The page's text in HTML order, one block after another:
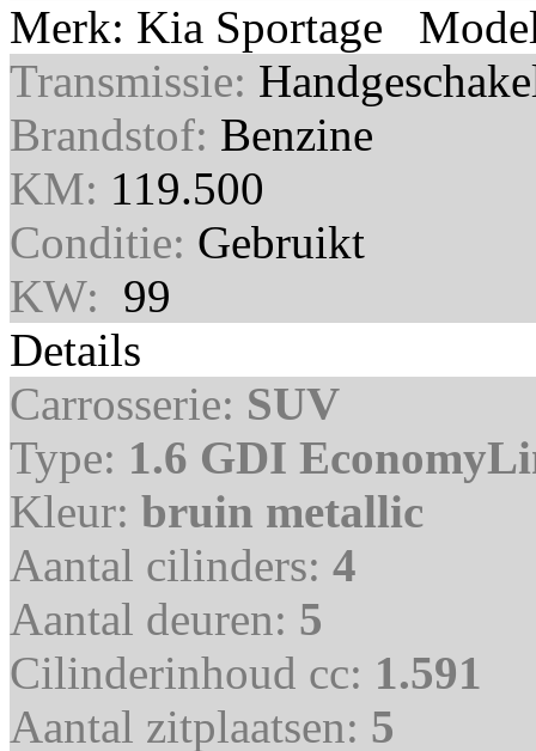
Merk: Kia Sportage
Transmissie:
Brandstof: Benzine
KM: 119.500
Conditie: Gebruikt
KW: 99
Details
Carrosserie: SUV
Type: 1.6 GDI
Kleur: bruin metallic
Aantal cilinders: 4
Aantal deuren: 5
Cilinderinhoud cc: 1.591
Aantal zitplaatsen: 5